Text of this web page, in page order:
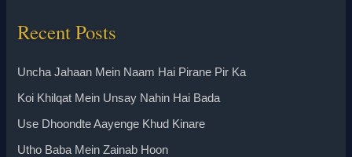
Recent Posts
Uncha Jahaan Mein Naam Hai Pirane Pir Ka
Koi Khilqat Mein Unsay Nahin Hai Bada
Use Dhoondte Aayenge Khud Kinare
Utho Baba Mein Zainab Hoon